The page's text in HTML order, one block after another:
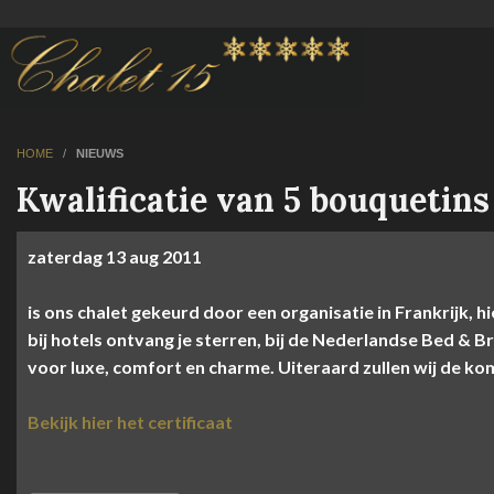
HOME / NIEUWS
Kwalificatie van 5 bouquetins
zaterdag 13 aug 2011
is ons chalet gekeurd door een organisatie in Frankrijk,
bij hotels ontvang je sterren, bij de Nederlandse Bed &
voor luxe, comfort en charme. Uiteraard zullen wij de
Bekijk hier het certificaat